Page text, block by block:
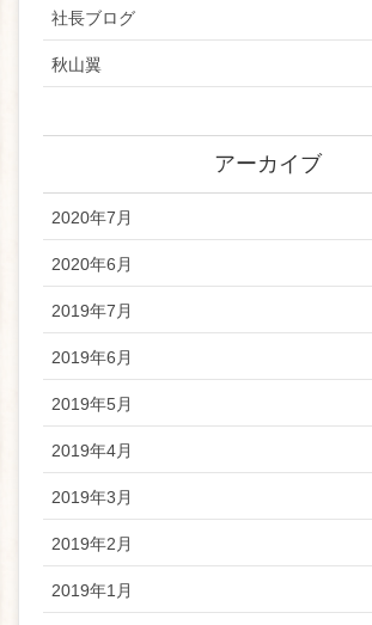
社長ブログ
秋山翼
アーカイブ
2020年7月
2020年6月
2019年7月
2019年6月
2019年5月
2019年4月
2019年3月
2019年2月
2019年1月